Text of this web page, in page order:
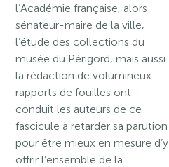
l’Académie française, alors
sénateur-maire de la ville,
l’étude des collections du
musée du Périgord, mais aussi
la rédaction de volumineux
rapports de fouilles ont
conduit les auteurs de ce
fascicule à retarder sa parution
pour être mieux en mesure d’y
offrir l’ensemble de la